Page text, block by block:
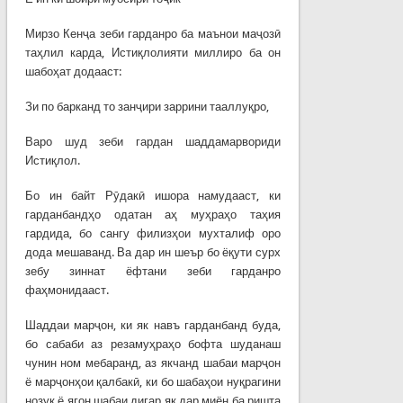
Мирзо Кенҷа зеби гарданро ба маънои маҷозӣ
таҳлил карда, Истиқлолияти миллиро ба он
шабоҳат додааст:
Зи по барканд то занҷири заррини тааллуқро,
Варо шуд зеби гардан шаддамарвориди
Истиқлол.
Бо ин байт Рӯдакӣ ишора намудааст, ки
гарданбандҳо одатан аҳ муҳраҳо таҳия
гардида, бо сангу филизҳои мухталиф оро
дода мешаванд. Ва дар ин шеър бо ёқути сурх
зебу зиннат ёфтани зеби гарданро
фаҳмонидааст.
Шаддаи марҷон, ки як навъ гарданбанд буда,
бо сабаби аз резамуҳраҳо бофта шуданаш
чунин ном мебаранд, аз якчанд шабаи марҷон
ё марҷонҳои қалбакӣ, ки бо шабаҳои нуқрагини